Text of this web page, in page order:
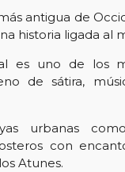
antigua de
historia ligada al
es uno de los
de sátira,
urbanas
con
Atunes.